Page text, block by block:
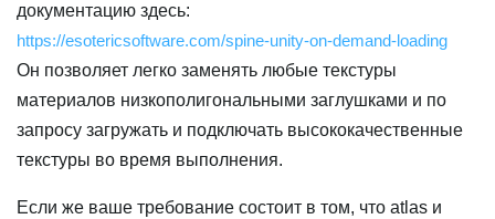
документацию здесь:
https://esotericsoftware.com/spine-unity-on-demand-loading
Он позволяет легко заменять любые текстуры
материалов низкополигональными заглушками и по
запросу загружать и подключать высококачественные
текстуры во время выполнения.
Если же ваше требование состоит в том, что atlas и